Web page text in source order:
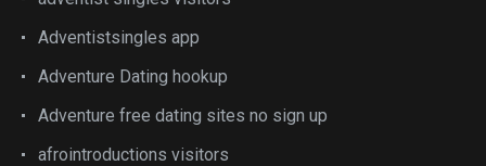
Adventistsingles app
Adventure Dating hookup
Adventure free dating sites no sign up
afrointroductions visitors